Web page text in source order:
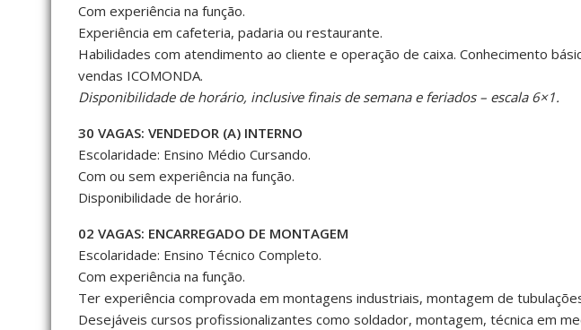
Com experiência na função.
Experiência em cafeteria, padaria ou restaurante.
Habilidades com atendimento ao cliente e operação de caixa. Conhecimento
vendas ICOMONDA.
Disponibilidade de horário, inclusive finais de semana e feriados – escala 6×1.
30 VAGAS: VENDEDOR (A) INTERNO
Escolaridade: Ensino Médio Cursando.
Com ou sem experiência na função.
Disponibilidade de horário.
02 VAGAS: ENCARREGADO DE MONTAGEM
Escolaridade: Ensino Técnico Completo.
Com experiência na função.
Ter experiência comprovada em montagens industriais, montagem de
Desejáveis cursos profissionalizantes como soldador, montagem, técnica em